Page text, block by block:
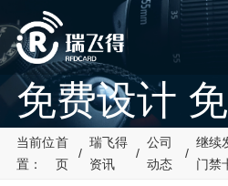
免费设计
试
当前位
置：
首
页
/
瑞飞得
资讯
/
公司
动态
/
继续
门禁